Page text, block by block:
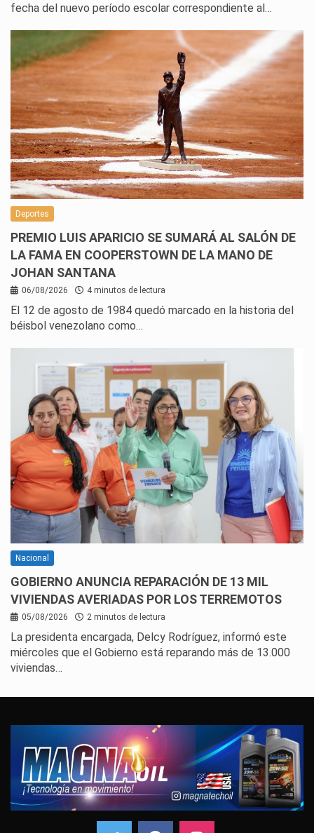
fecha del nuevo período escolar correspondiente al…
Deportes
PREMIO LUIS APARICIO SE SUMARÁ AL SALÓN DE
LA FAMA EN COOPERSTOWN DE LA MANO DE
JOHAN SANTANA
06/08/2026 4 minutos de lectura
El 12 de agosto de 1984 quedó marcado en la historia del
béisbol venezolano como…
Nacional
GOBIERNO ANUNCIA REPARACIÓN DE 13 MIL
VIVIENDAS AVERIADAS POR LOS TERREMOTOS
05/08/2026 2 minutos de lectura
La presidenta encargada, Delcy Rodríguez, informó este
miércoles que el Gobierno está reparando más de 13.000
viviendas…